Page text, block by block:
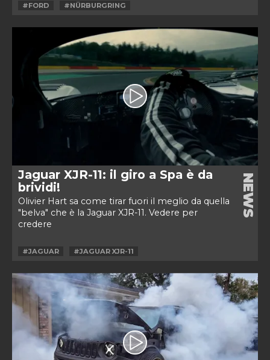
#FORD #NÜRBURGRING
Jaguar XJR-11: il giro a Spa è da
brividi!
Olivier Hart sa come tirar fuori il meglio da quella
"belva" che è la Jaguar XJR-11. Vedere per
credere
NEWS
#JAGUAR #JAGUAR XJR-11